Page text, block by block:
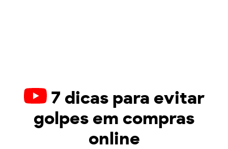
7 dicas para evitar
golpes em compras
online